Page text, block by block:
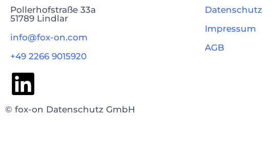
Pollerhofstraße 33a
51789 Lindlar
info@fox-on.com
+49 2266 9015920
Datenschutz
Impressum
AGB
© fox-on Datenschutz GmbH